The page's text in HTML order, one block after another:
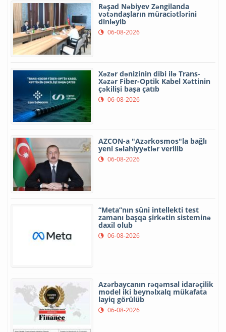
Rəşad Nəbiyev Zəngilanda
vətəndaşların müraciətlərini
dinləyib
06-08-2026
Xəzər dənizinin dibi ilə Trans-
Xəzər Fiber-Optik Kabel Xəttinin
çəkilişi başa çatıb
06-08-2026
AZCON-a "Azərkosmos"la bağlı
yeni səlahiyyətlər verilib
06-08-2026
“Meta”nın süni intellekti test
zamanı başqa şirkətin sisteminə
daxil olub
06-08-2026
Azərbaycanın rəqəmsal idarəçilik
model iki beynəlxalq mükafata
layiq görülüb
06-08-2026